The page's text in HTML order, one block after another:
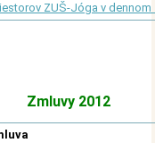
ZUŠ-Jóga v dennom